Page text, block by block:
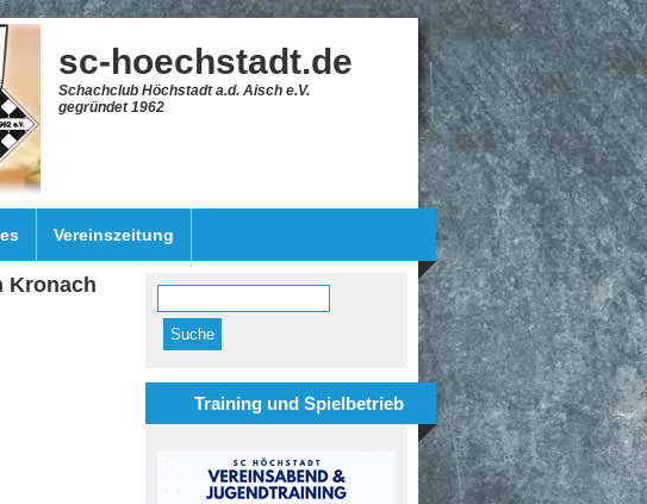
sc-hoechstadt.de
Schachclub Höchstadt a.d. Aisch e.V.
gegründet 1962
Vereinszeitung
Kronach
Suchformular
Training und Spielbetrieb